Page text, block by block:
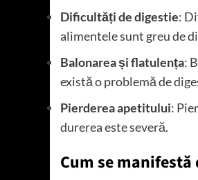
Dificultăți de digestie:
alimentele sunt greu de
Balonarea și flatulența:
există o problemă de
Pierderea apetitului:
durerea este severă.
Cum se